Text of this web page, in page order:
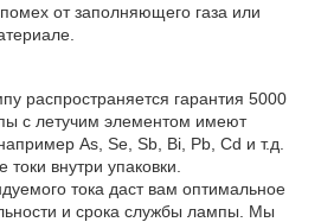
от заполняющего газа или
распространяется гарантия 5000
с летучим элементом имеют
As, Se, Sb, Bi, Pb, Cd и т.д.
внутри упаковки.
тока даст вам оптимальное
и срока службы лампы. Мы